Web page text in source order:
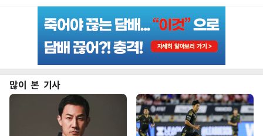
많이 본 기사